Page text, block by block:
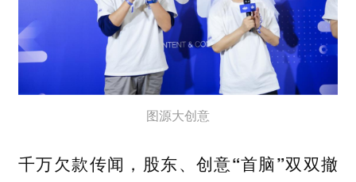
图源大创意
千万欠款传闻，股东、创意“首脑”双双撤